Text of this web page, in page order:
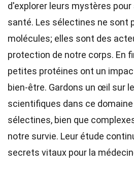
d'explorer leurs mystères
santé. Les sélectines ne sont
molécules; elles sont des
protection de notre corps. En
petites protéines ont un
bien-être. Gardons un œil sur
scientifiques dans ce
sélectines, bien que
notre survie. Leur étude
secrets vitaux pour la